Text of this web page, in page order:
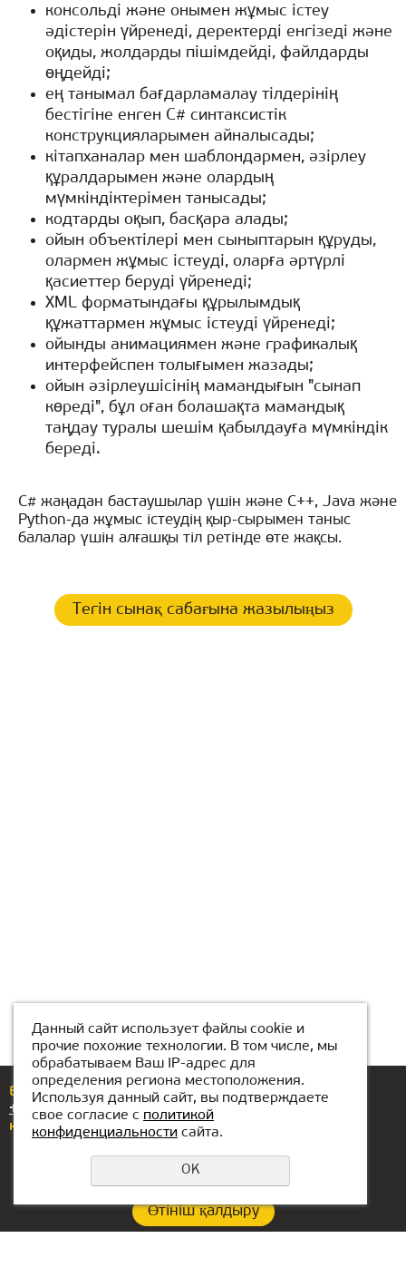
консольді және онымен жұмыс істеу
әдістерін үйренеді, деректерді енгізеді және
оқиды, жолдарды пішімдейді, файлдарды
өңдейді;
ең танымал бағдарламалау тілдерінің
бестігіне енген С# синтаксистік
конструкцияларымен айналысады;
кітапханалар мен шаблондармен, әзірлеу
құралдарымен және олардың
мүмкіндіктерімен танысады;
кодтарды оқып, басқара алады;
ойын объектілері мен сыныптарын құруды,
олармен жұмыс істеуді, оларға әртүрлі
қасиеттер беруді үйренеді;
XML форматындағы құрылымдық
құжаттармен жұмыс істеуді үйренеді;
ойынды анимациямен және графикалық
интерфейспен толығымен жазады;
ойын әзірлеушісінің мамандығын "сынап
көреді", бұл оған болашақта мамандық
таңдау туралы шешім қабылдауға мүмкіндік
береді.
C# жаңадан бастаушылар үшін және C++, Java және
Python-да жұмыс істеудің қыр-сырымен таныс
балалар үшін алғашқы тіл ретінде өте жақсы.
Тегін сынақ сабағына жазылыңыз
Егер сізде сұрақтар немесе ұсыныстар болса,
+7(776)704-88-88нөміріне қоңырау шалыңыз
немесе бізге жазыңызastana@kiber-one.com
Өтініш қалдыру
Данный сайт использует файлы cookie и
прочие похожие технологии. В том числе, мы
обрабатываем Ваш IP-адрес для
определения региона местоположения.
Используя данный сайт, вы подтверждаете
свое согласие с политикой
конфиденциальности сайта.
OK